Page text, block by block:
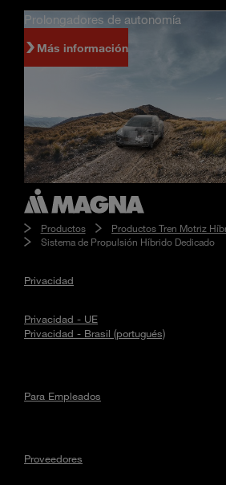
Prolongadores de autonomía
Más información
Productos
Productos Tren Motriz
Sistema de Propulsión Híbrido Dedicado
Privacidad
Privacidad - UE
Privacidad - Brasil (portugués)
Para Empleados
Proveedores